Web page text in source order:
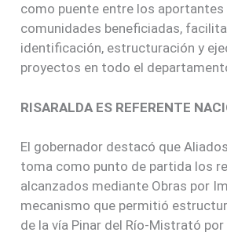
como puente entre los aportantes
comunidades beneficiadas,
identificación, estructuración y
proyectos en todo el
RISARALDA ES REFERENTE
El gobernador destacó que
toma como punto de partida los
alcanzados mediante Obras por
mecanismo que permitió
de la vía Pinar del Río-Mistrató